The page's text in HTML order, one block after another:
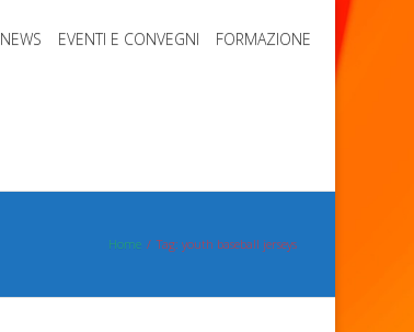
NEWS EVENTI E CONVEGNI FORMAZIONE
Home Tag: youth baseball jerseys